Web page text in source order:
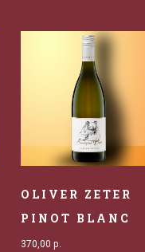
OLIVER ZETER
PINOT BLANC
370,00р.